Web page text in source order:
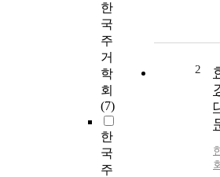
한
국
주
거
학
회
(7)
한
국
주
2
회